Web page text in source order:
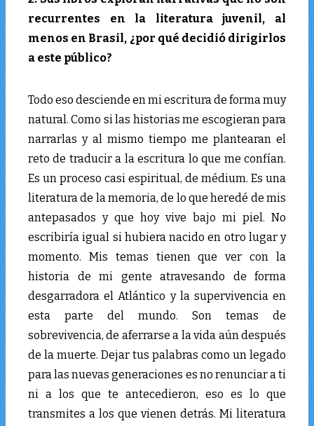
recurrentes en la literatura juvenil, al
menos en Brasil, ¿por qué decidió dirigirlos
a este público?
Todo eso desciende en mi escritura de forma muy
natural. Como si las historias me escogieran para
narrarlas y al mismo tiempo me plantearan el
reto de traducir a la escritura lo que me confían.
Es un proceso casi espiritual, de médium. Es una
literatura de la memoria, de lo que heredé de mis
antepasados y que hoy vive bajo mi piel. No
escribiría igual si hubiera nacido en otro lugar y
momento. Mis temas tienen que ver con la
historia de mi gente atravesando de forma
desgarradora el Atlántico y la supervivencia en
esta parte del mundo. Son temas de
sobrevivencia, de aferrarse a la vida aún después
de la muerte. Dejar tus palabras como un legado
para las nuevas generaciones es no renunciar a ti
ni a los que te antecedieron, eso es lo que
transmites a los que vienen detrás. Mi literatura